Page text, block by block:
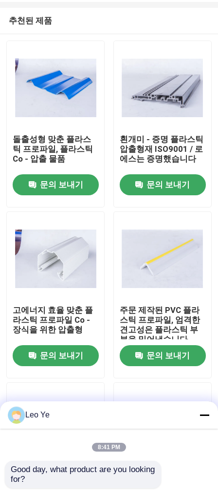
제품
우리 에 관한 것
공장 투어
품질 관리
저희와 연락
뉴스
추천된 제품
돌출성형 맞춘 플라스
틱 프로파일, 플라스틱
Co - 압출 물품
문의 보내기
흰개미 - 증명 플라스틱
압출형재 ISO9001 / 로
에스는 증명했습니다
문의 보내기
고에너지 효율 맞춘 플
라스틱 프로파일 Co -
장식을 위한 압출형
문의 보내기
주문 제작된 PVC 플라
스틱 프로파일, 엄격한
견고성은 플라스틱 부
분을 밀어냈습니다
문의 보내기
구조 / 장식부는 맞춘 가
Leo Ye
8:41 PM
Good day, what product are you looking
for?